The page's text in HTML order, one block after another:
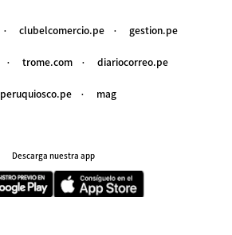
clubelcomercio.pe gestion.pe
trome.com diariocorreo.pe
peruquiosco.pe mag
Descarga nuestra app